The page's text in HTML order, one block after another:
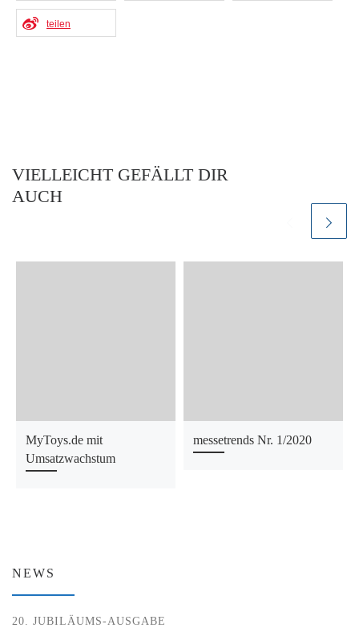
teilen
VIELLEICHT GEFÄLLT DIR
AUCH
MyToys.de mit
Umsatzwachstum
messetrends Nr. 1/2020
NEWS
20. JUBILÄUMS-AUSGABE